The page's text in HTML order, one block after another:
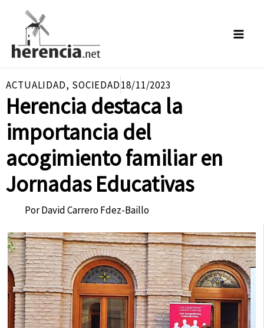
contenido
ACTUALIDAD, SOCIEDAD18/11/2023
Herencia destaca la
importancia del
acogimiento familiar en
Jornadas Educativas
PorDavid Carrero Fdez-Baillo